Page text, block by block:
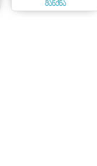
ᲛᲐᲜᲥᲜᲐ